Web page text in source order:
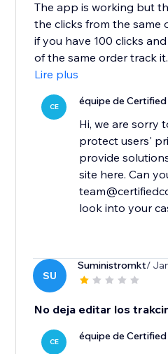
The app is working but
the clicks from the same
if you have 100 clicks
of the same order track
Lire plus
CE équipe de
Hi, we are sorry
protect users'
provide
site here. Can
look into your
SU
Suministromkt/
No deja editar los
CE équipe de